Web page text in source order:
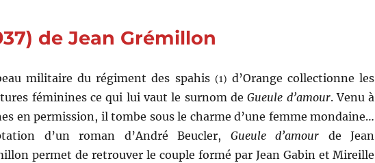
de Jean Grémillon
militaire du régiment des spahis (1) d’Orange collectionne les
féminines ce qui lui vaut le surnom deGueule d’amour. Venu à
en permission, il tombe sous le charme d’une femme mondaine…
d’un roman d’André Beucler, Gueule d’amour de Jean
permet de retrouver le couple formé par Jean Gabin et Mireille